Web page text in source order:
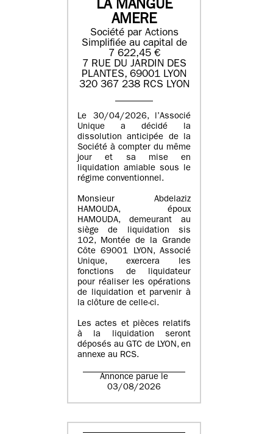
LA MANGUE
AMERE
Société par Actions
Simplifiée au capital de
7 622,45 €
7 RUE DU JARDIN DES
PLANTES, 69001 LYON
320 367 238 RCS LYON
Le 30/04/2026, l’Associé
Unique a décidé la
dissolution anticipée de la
Société à compter du même
jour et sa mise en
liquidation amiable sous le
régime conventionnel.
Monsieur Abdelaziz
HAMOUDA, époux
HAMOUDA, demeurant au
siège de liquidation sis
102, Montée de la Grande
Côte 69001 LYON, Associé
Unique, exercera les
fonctions de liquidateur
pour réaliser les opérations
de liquidation et parvenir à
la clôture de celle-ci.
Les actes et pièces relatifs
à la liquidation seront
déposés au GTC de LYON, en
annexe au RCS.
Annonce parue le
03/08/2026